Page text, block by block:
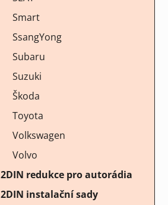
Smart
SsangYong
Subaru
Suzuki
Škoda
Toyota
Volkswagen
Volvo
2DIN redukce pro autorádia
2DIN instalační sady